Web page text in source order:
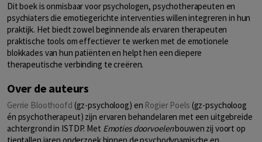
Dit boek is onmisbaar voor psychologen, psychotherapeuten en
psychiaters die emotiegerichte interventies willen integreren in hun
praktijk. Het biedt zowel beginnende als ervaren therapeuten
praktische tools om effectiever te werken met de emotionele
blokkades van hun patiënten en helpt hen een diepere
therapeutische verbinding te creëren.
Over de auteurs
Gerrie Bloothoofd (gz-psycholoog) en Rogier Poels (gz-psycholoog
én psychotherapeut) zijn ervaren behandelaren met een uitgebreide
achtergrond in ISTDP. Met Emoties doorvoelenbouwen zij voort op
tientallen jaren onderzoek binnen de psychodynamische en